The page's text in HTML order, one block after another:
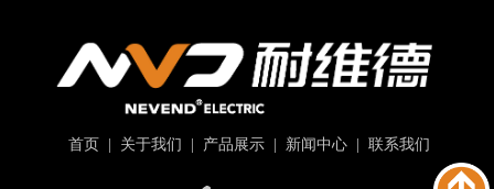
首页 关于我们 产品展示| 新闻中心| 联系我们